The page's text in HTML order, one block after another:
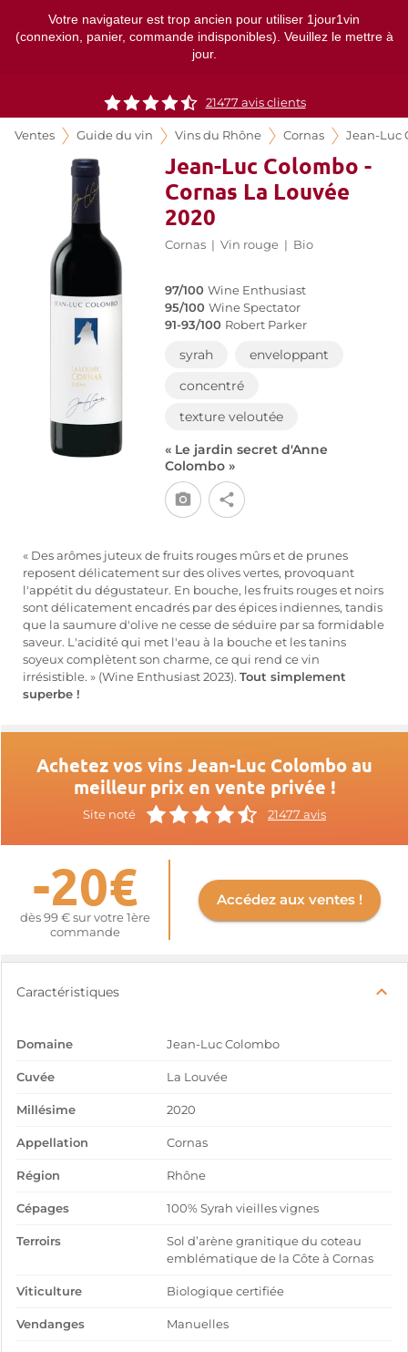
Votre navigateur est trop ancien pour utiliser 1jour1vin
(connexion, panier, commande indisponibles). Veuillez le mettre à
jour.
21477 avis clients
Ventes Guide du vin Vins du Rhône Cornas Jean-Luc
Jean-Luc Colombo -
Cornas La Louvée
2020
Cornas | Vin rouge | Bio
97/100 Wine Enthusiast
95/100 Wine Spectator
91-93/100 Robert Parker
syrah
enveloppant
concentré
texture veloutée
« Le jardin secret d'Anne
Colombo »
« Des arômes juteux de fruits rouges mûrs et de prunes
reposent délicatement sur des olives vertes, provoquant
l'appétit du dégustateur. En bouche, les fruits rouges et noirs
sont délicatement encadrés par des épices indiennes, tandis
que la saumure d'olive ne cesse de séduire par sa formidable
saveur. L'acidité qui met l'eau à la bouche et les tanins
soyeux complètent son charme, ce qui rend ce vin
irrésistible. » (Wine Enthusiast 2023). Tout simplement
superbe !
Achetez vos vins Jean-Luc Colombo au
meilleur prix en vente privée !
Site noté 21477 avis
-20€
dès 99 € sur votre 1ère
commande
Accédez aux ventes !
Caractéristiques
Domaine Jean-Luc Colombo
Cuvée La Louvée
Millésime 2020
Appellation Cornas
Région Rhône
Cépages 100% Syrah vieilles vignes
Terroirs
Sol d’arène granitique du coteau
emblématique de la Côte à Cornas
Viticulture Biologique certifiée
Vendanges Manuelles